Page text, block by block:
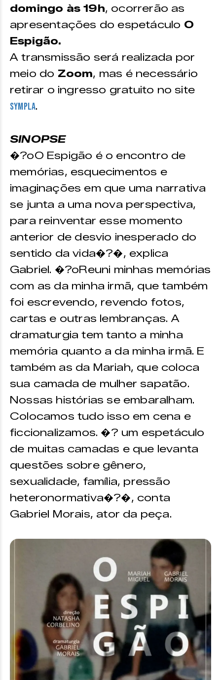
domingo às 19h, ocorrerão as
apresentações do espetáculo O
Espigão.
A transmissão será realizada por
meio do Zoom, mas é necessário
retirar o ingresso gratuito no site
Sympla.
SINOPSE
�?oO Espigão é o encontro de
memórias, esquecimentos e
imaginações em que uma narrativa
se junta a uma nova perspectiva,
para reinventar esse momento
anterior de desvio inesperado do
sentido da vida�?�, explica
Gabriel. �?oReuni minhas memórias
com as da minha irmã, que também
foi escrevendo, revendo fotos,
cartas e outras lembranças. A
dramaturgia tem tanto a minha
memória quanto a da minha irmã. E
também as da Mariah, que coloca
sua camada de mulher sapatão.
Nossas histórias se embaralham.
Colocamos tudo isso em cena e
ficcionalizamos. �? um espetáculo
de muitas camadas e que levanta
questões sobre gênero,
sexualidade, família, pressão
heteronormativa�?�, conta
Gabriel Morais, ator da peça.